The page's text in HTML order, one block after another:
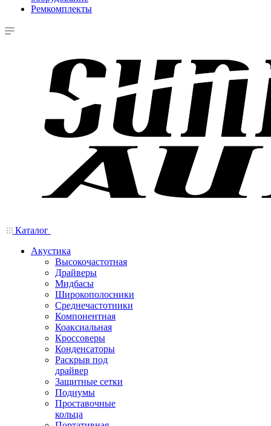
Ремкомплекты
Каталог
Акустика
Высокочастотная
Драйверы
Мидбасы
Широкополосники
Среднечастотники
Компонентная
Коаксиальная
Кроссоверы
Конденсаторы
Раскрыв под
драйвер
Защитные сетки
Подиумы
Проставочные
кольца